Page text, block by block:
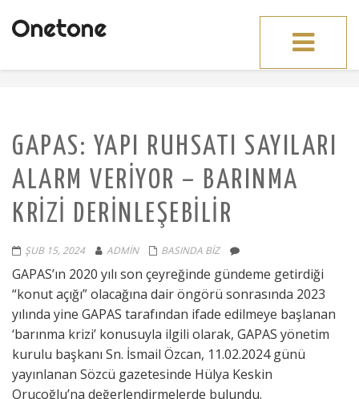
Toggle
navigation
GAPAS: YAPI RUHSATI SAYILARI
ALARM VERIYOR – BARINMA
KRIZI DERINLEŞEBILIR
ŞUB 15, 2024 ADMIN BASINDA BIZ
GAPAS’ın 2020 yılı son çeyreğinde gündeme getirdiği
“konut açığı” olacağına dair öngörü sonrasında 2023
yılında yine GAPAS tarafından ifade edilmeye başlanan
‘barınma krizi’ konusuyla ilgili olarak, GAPAS yönetim
kurulu başkanı Sn. İsmail Özcan, 11.02.2024 günü
yayınlanan Sözcü gazetesinde Hülya Keskin
Oruçoğlu’na değerlendirmelerde bulundu.